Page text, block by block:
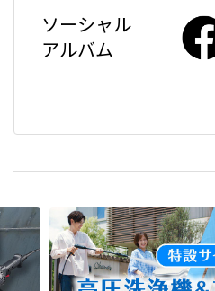
ソーシャル
アルバム